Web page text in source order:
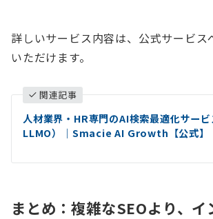
詳しいサービス内容は、公式サービス
いただけます。
関連記事
人材業界・HR専門のAI検索最適化サービ
LLMO）｜Smacie AI Growth【公式】
まとめ：複雑なSEOより、イ